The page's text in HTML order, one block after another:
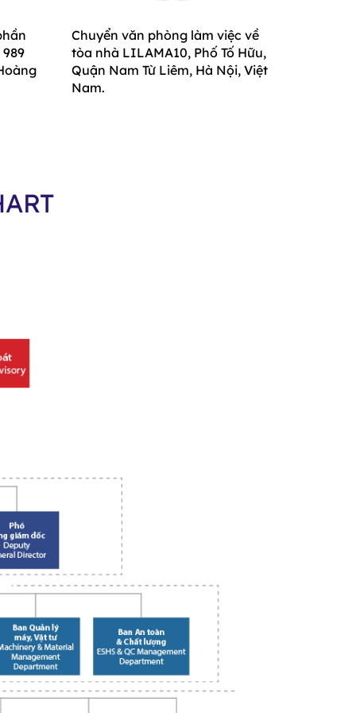
Chuyển văn phòng làm việc về
tòa nhà LILAMA10, Phố Tố Hữu,
Quận Nam Từ Liêm, Hà Nội, Việt
Nam.